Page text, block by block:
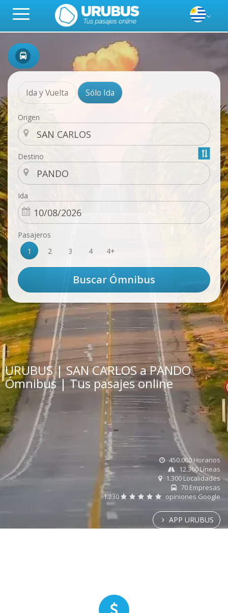
Ida y Vuelta Sólo Ida
Origen
Destino
Ida
Pasajeros
1
2 3 4 4+
URUBUS | SAN CARLOS a PANDO
Ómnibus | Tus pasajes online
450.000 Horarios
12.300 Líneas
1.300 Localidades
70 Empresas
1.230
opiniones Google
APP URUBUS